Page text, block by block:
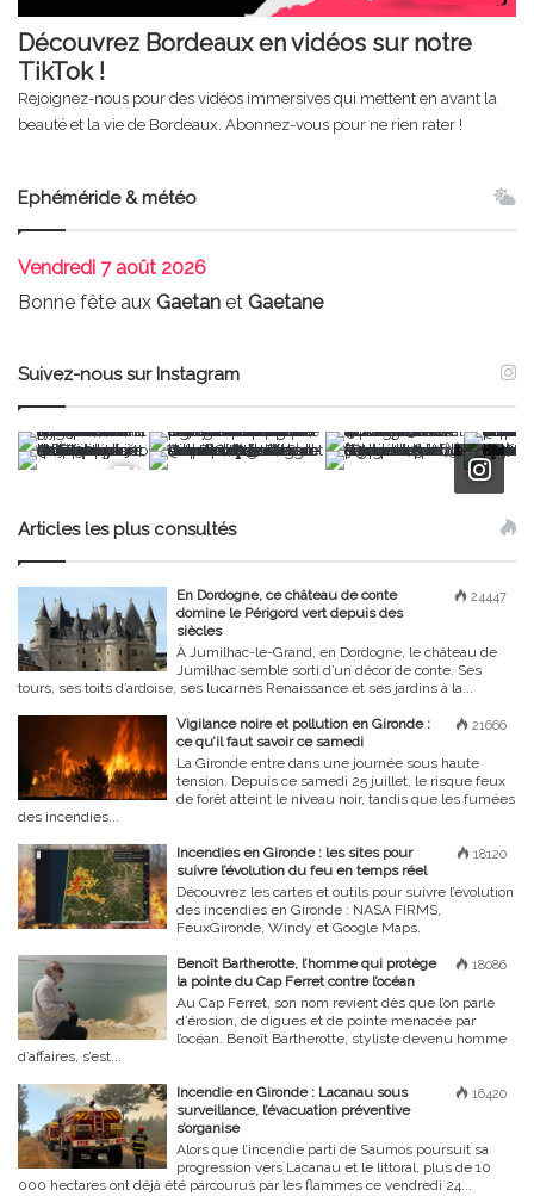
Découvrez Bordeaux en vidéos sur notre
TikTok !
Rejoignez-nous pour des vidéos immersives qui mettent en avant la
beauté et la vie de Bordeaux. Abonnez-vous pour ne rien rater !
Ephéméride & météo
Vendredi 7 août 2026
Bonne fête aux Gaetan et Gaetane
Suivez-nous sur Instagram
Articles les plus consultés
24447
En Dordogne, ce château de conte
domine le Périgord vert depuis des
siècles
À Jumilhac-le-Grand, en Dordogne, le château de
Jumilhac semble sorti d’un décor de conte. Ses
tours, ses toits d’ardoise, ses lucarnes Renaissance et ses jardins à la...
21666
Vigilance noire et pollution en Gironde :
ce qu’il faut savoir ce samedi
La Gironde entre dans une journée sous haute
tension. Depuis ce samedi 25 juillet, le risque feux
de forêt atteint le niveau noir, tandis que les fumées
des incendies...
18120
Incendies en Gironde : les sites pour
suivre l’évolution du feu en temps réel
Découvrez les cartes et outils pour suivre l’évolution
des incendies en Gironde : NASA FIRMS,
FeuxGironde, Windy et Google Maps.
18086
Benoît Bartherotte, l’homme qui protège
la pointe du Cap Ferret contre l’océan
Au Cap Ferret, son nom revient dès que l’on parle
d’érosion, de digues et de pointe menacée par
l’océan. Benoît Bartherotte, styliste devenu homme
d’affaires, s’est...
16420
Incendie en Gironde : Lacanau sous
surveillance, l’évacuation préventive
s’organise
Alors que l’incendie parti de Saumos poursuit sa
progression vers Lacanau et le littoral, plus de 10
000 hectares ont déjà été parcourus par les flammes ce vendredi 24...